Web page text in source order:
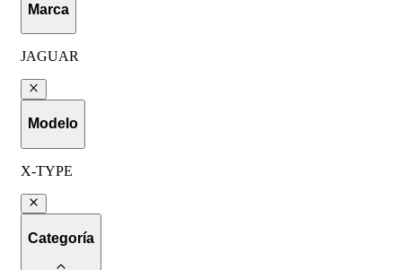
Marca
JAGUAR
Modelo
X-TYPE
Categoría